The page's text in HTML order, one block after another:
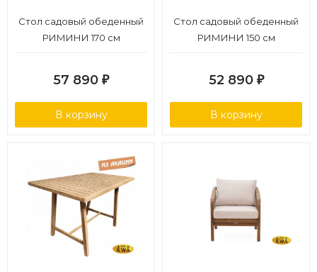
Стол садовый обеденный
РИМИНИ 170 см
57 890 ₽
В корзину
Стол садовый обеденный
РИМИНИ 150 см
52 890 ₽
В корзину